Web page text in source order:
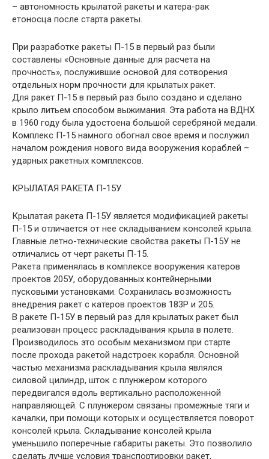
– автономность крылатой ракеты и катера-рак
етоносца после старта ракеты.
При разработке ракеты П-15 в первый раз были
составлены «Основные данные для расчета на
прочность», послужившие основой для сотворения
отдельных норм прочности для крылатых ракет.
Для ракет П-15 в первый раз было создано и сделано
крыло литьем способом выжимания. Эта работа на ВДНХ
в 1960 году была удостоена большой серебряной медали.
Комплекс П-15 намного обогнал свое время и послужил
началом рождения нового вида вооружения кораблей –
ударных ракетных комплексов.
КРЫЛАТАЯ РАКЕТА П-15У
Крылатая ракета П-15У является модификацией ракеты
П-15 и отличается от нее складыванием консолей крыла.
Главные летно-технические свойства ракеты П-15У не
отличались от черт ракеты П-15.
Ракета применялась в комплексе вооружения катеров
проектов 205У, оборудованных контейнерными
пусковыми установками. Сохранилась возможность
внедрения ракет с катеров проектов 183Р и 205.
В ракете П-15У в первый раз для крылатых ракет был
реализован процесс раскладывания крыла в полете.
Производилось это особым механизмом при старте
после прохода ракетой надстроек корабля. Основной
частью механизма раскладывания крыла являлся
силовой цилиндр, шток с плунжером которого
передвигался вдоль вертикально расположенной
направляющей. С плунжером связаны промежные тяги и
качалки, при помощи которых и осуществляется поворот
консолей крыла. Складывание консолей крыла
уменьшило поперечные габариты ракеты. Это позволило
сделать лучше условия транспортировки ракет,